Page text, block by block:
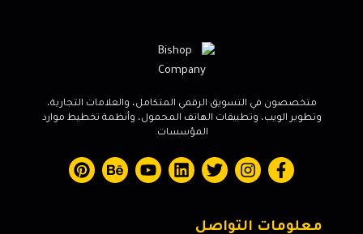
متخصصون في التسويق الرقمي المتكامل، والعلامات التجارية،
وتطوير الويب، وتطبيقات الهاتف المحمول، وأنظمة تخطيط موارد
المؤسسات.
معلومات التواصل